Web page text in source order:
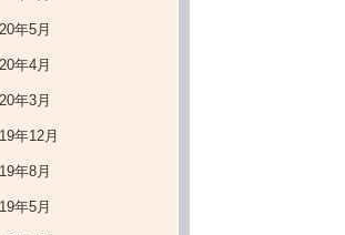
年5月
年4月
年3月
年12月
年8月
年5月